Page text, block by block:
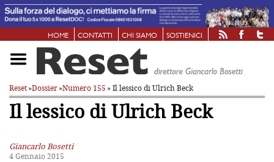
HOME CONTATTI CHI SIAMO SOSTIENICI
Reset»Dossier»Numero 155 » Il lessico di Ulrich Beck
Il lessico di Ulrich Beck
Giancarlo Bosetti
4 Gennaio 2015